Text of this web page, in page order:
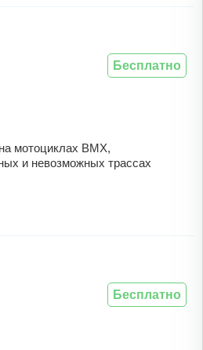
мотоциклах BMX,
и невозможных трассах
Бесплатно
Бесплатно